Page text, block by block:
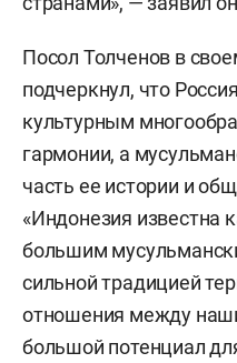
Посол Толченов в
подчеркнул, что
культурным
гармонии, а
часть ее истории и
«Индонезия известна
большим
сильной традицией
отношения между
большой потенциал